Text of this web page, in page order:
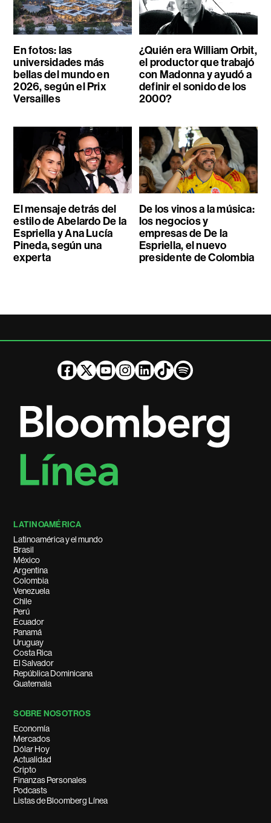
En fotos: las
universidades más
bellas del mundo en
2026, según el Prix
Versailles
¿Quién era William Orbit,
el productor que trabajó
con Madonna y ayudó a
definir el sonido de los
2000?
El mensaje detrás del
estilo de Abelardo De la
Espriella y Ana Lucía
Pineda, según una
experta
De los vinos a la música:
los negocios y
empresas de De la
Espriella, el nuevo
presidente de Colombia
LATINOAMÉRICA
Latinoamérica y el mundo
Brasil
México
Argentina
Colombia
Venezuela
Chile
Perú
Ecuador
Panamá
Uruguay
Costa Rica
El Salvador
República Dominicana
Guatemala
SOBRE NOSOTROS
Economía
Mercados
Dólar Hoy
Actualidad
Cripto
Finanzas Personales
Podcasts
Listas de Bloomberg Línea